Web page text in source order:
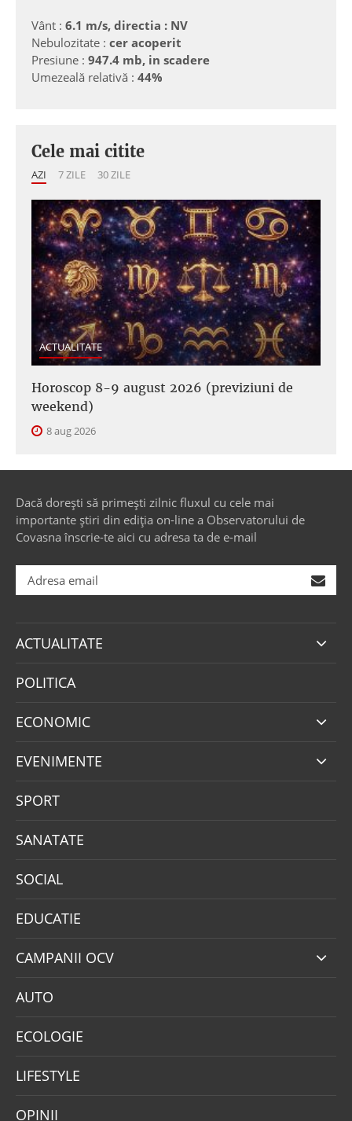
Vânt : 6.1 m/s, directia : NV
Nebulozitate : cer acoperit
Presiune : 947.4 mb, in scadere
Umezeală relativă : 44%
Cele mai citite
AZI 7 ZILE 30 ZILE
ACTUALITATE
Horoscop 8-9 august 2026 (previziuni de
weekend)
8 aug 2026
Dacă dorești să primești zilnic fluxul cu cele mai
importante știri din ediția on-line a Observatorului de
Covasna înscrie-te aici cu adresa ta de e-mail
ACTUALITATE
POLITICA
ECONOMIC
EVENIMENTE
SPORT
SANATATE
SOCIAL
EDUCATIE
CAMPANII OCV
AUTO
ECOLOGIE
LIFESTYLE
OPINII